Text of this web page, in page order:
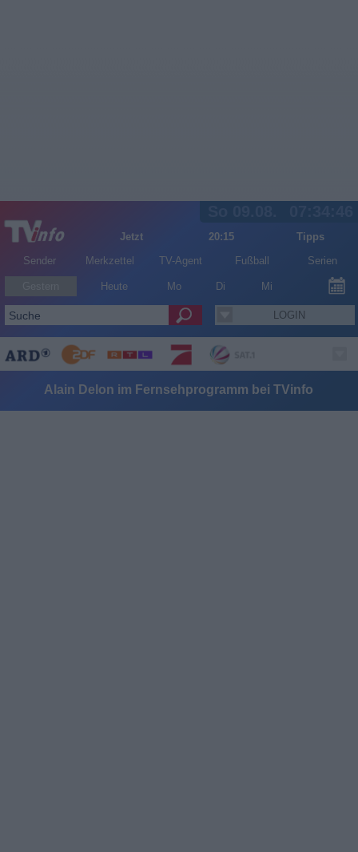
Jetzt 20:15
Tipps
Sender
Merkzettel TV-Agent Fußball Serien
Heute Mo Di Mi
LOGIN
Alain Delon im Fernsehprogramm bei TVinfo